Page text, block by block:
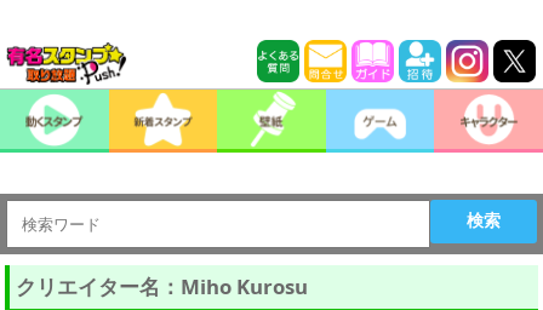
検索
クリエイター名：Miho Kurosu